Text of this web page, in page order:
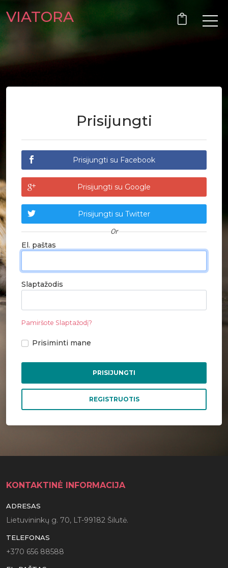
VIATORA
Prisijungti
Prisijungti su Facebook
Prisijungti su Google
Prisijungti su Twitter
0r
El. paštas
Slaptažodis
Pamiršote Slaptažodį?
Prisiminti mane
PRISIJUNGTI
REGISTRUOTIS
KONTAKTINĖ INFORMACIJA
ADRESAS
Lietuvininkų g. 70, LT-99182 Šilutė.
TELEFONAS
+370 656 88588